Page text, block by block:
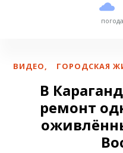
погода
USD
EUR
ВИДЕО, ГОРОДСКАЯ
В
ремонт